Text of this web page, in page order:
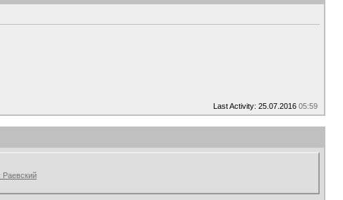
Last Activity: 25.07.2016 05:59
Раевский